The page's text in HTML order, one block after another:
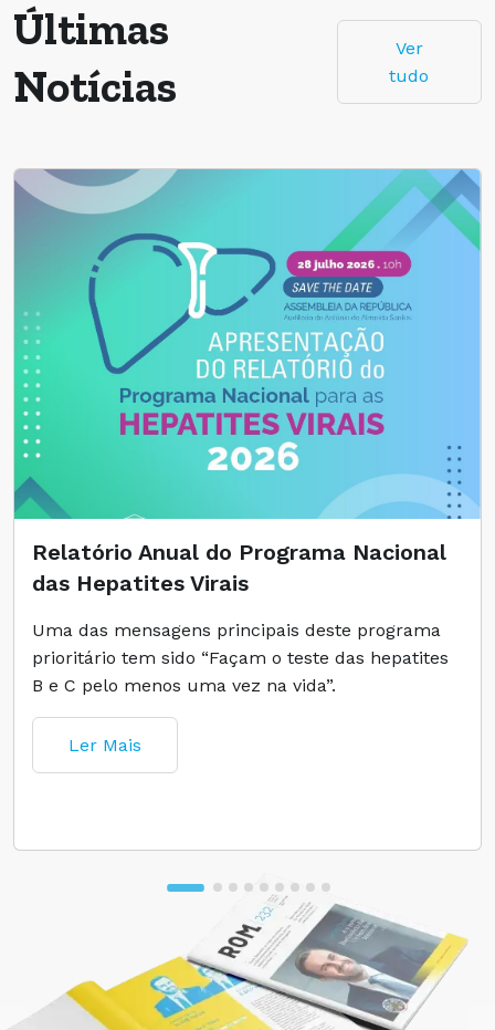
Últimas
Notícias
Ver
tudo
Relatório Anual do Programa Nacional
das Hepatites Virais
Uma das mensagens principais deste programa
prioritário tem sido “Façam o teste das hepatites
B e C pelo menos uma vez na vida”.
Ler Mais